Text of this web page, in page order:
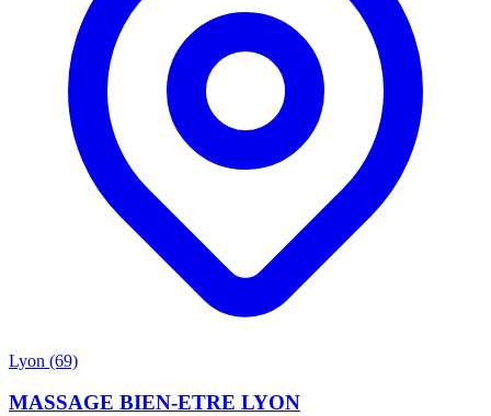
Lyon (69)
MASSAGE BIEN-ETRE LYON